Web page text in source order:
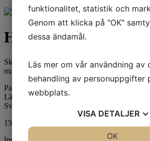
Hand & body scrub
Skäm bort din älskling med denna underbara
mandelolja.
Passar både händer och kropp
Lämnar din hud silkeslen och väldoftande
Svensktillverkad
150ml
funktionalitet, statistik och
Genom att klicka på "OK"
dessa ändamål.
Läs mer om vår användning av
behandling av personuppgifter
webbplats.
VISA DETALJER
OK